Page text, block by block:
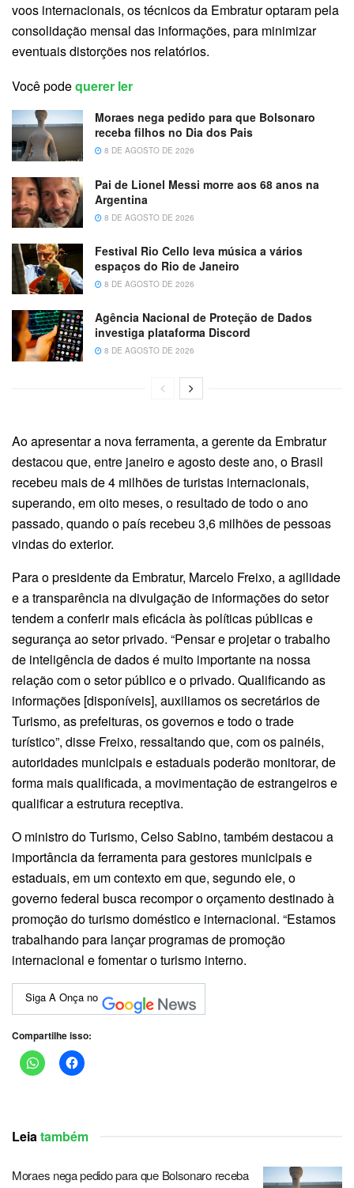
voos internacionais, os técnicos da Embratur optaram pela
consolidação mensal das informações, para minimizar
eventuais distorções nos relatórios.
Você podequerer ler
Moraes nega pedido para que Bolsonaro
receba filhos no Dia dos Pais
8 DE AGOSTO DE 2026
Pai de Lionel Messi morre aos 68 anos na
Argentina
8 DE AGOSTO DE 2026
Festival Rio Cello leva música a vários
espaços do Rio de Janeiro
8 DE AGOSTO DE 2026
Agência Nacional de Proteção de Dados
investiga plataforma Discord
8 DE AGOSTO DE 2026
Ao apresentar a nova ferramenta, a gerente da Embratur
destacou que, entre janeiro e agosto deste ano, o Brasil
recebeu mais de 4 milhões de turistas internacionais,
superando, em oito meses, o resultado de todo o ano
passado, quando o país recebeu 3,6 milhões de pessoas
vindas do exterior.
Para o presidente da Embratur, Marcelo Freixo, a agilidade
e a transparência na divulgação de informações do setor
tendem a conferir mais eficácia às políticas públicas e
segurança ao setor privado. “Pensar e projetar o trabalho
de inteligência de dados é muito importante na nossa
relação com o setor público e o privado. Qualificando as
informações [disponíveis], auxiliamos os secretários de
Turismo, as prefeituras, os governos e todo o trade
turístico”, disse Freixo, ressaltando que, com os painéis,
autoridades municipais e estaduais poderão monitorar, de
forma mais qualificada, a movimentação de estrangeiros e
qualificar a estrutura receptiva.
O ministro do Turismo, Celso Sabino, também destacou a
importância da ferramenta para gestores municipais e
estaduais, em um contexto em que, segundo ele, o
governo federal busca recompor o orçamento destinado à
promoção do turismo doméstico e internacional. “Estamos
trabalhando para lançar programas de promoção
internacional e fomentar o turismo interno.
Siga A Onça no
Compartilhe isso:
Leiatambém
Moraes nega pedido para que Bolsonaro receba